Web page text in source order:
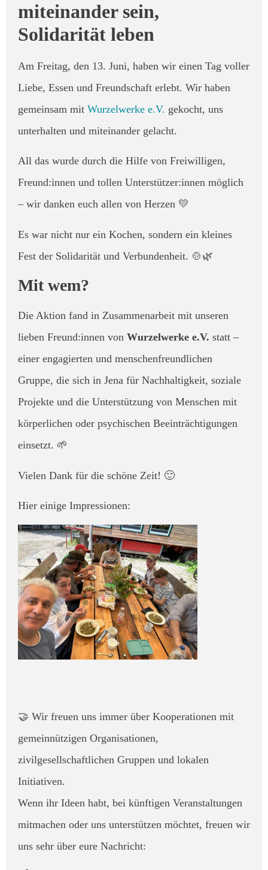
miteinander sein,
Solidarität leben
Am Freitag, den 13. Juni, haben wir einen Tag voller
Liebe, Essen und Freundschaft erlebt. Wir haben
gemeinsam mit Wurzelwerke e.V. gekocht, uns
unterhalten und miteinander gelacht.
All das wurde durch die Hilfe von Freiwilligen,
Freund:innen und tollen Unterstützer:innen möglich
– wir danken euch allen von Herzen 💛
Es war nicht nur ein Kochen, sondern ein kleines
Fest der Solidarität und Verbundenheit. 🍲🌿
Mit wem?
Die Aktion fand in Zusammenarbeit mit unseren
lieben Freund:innen von Wurzelwerke e.V. statt –
einer engagierten und menschenfreundlichen
Gruppe, die sich in Jena für Nachhaltigkeit, soziale
Projekte und die Unterstützung von Menschen mit
körperlichen oder psychischen Beeinträchtigungen
einsetzt. 🌱
Vielen Dank für die schöne Zeit! 🙂
Hier einige Impressionen:
🤝 Wir freuen uns immer über Kooperationen mit
gemeinnützigen Organisationen,
zivilgesellschaftlichen Gruppen und lokalen
Initiativen.
Wenn ihr Ideen habt, bei künftigen Veranstaltungen
mitmachen oder uns unterstützen möchtet, freuen wir
uns sehr über eure Nachricht: